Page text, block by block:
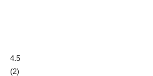
4.5
(2)